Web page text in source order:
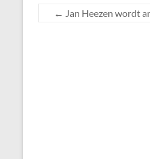
← Jan Heezen wordt